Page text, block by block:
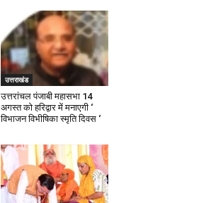
उत्तराखंड
उत्तरांचल पंजाबी महासभा 14
अगस्त को हरिद्वार में मनाएगी ‘
विभाजन विभीषिका स्मृति दिवस ‘